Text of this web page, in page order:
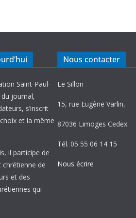
Saint-Paul-
journal,
s’inscrit
et la même
il participe de
chrétienne de
et des
qui
Nous contacter
Le Sillon
15, rue Eugène Varlin,
87036 Limoges Cedex.
Tél. 05 55 06 14 15
Nous écrire